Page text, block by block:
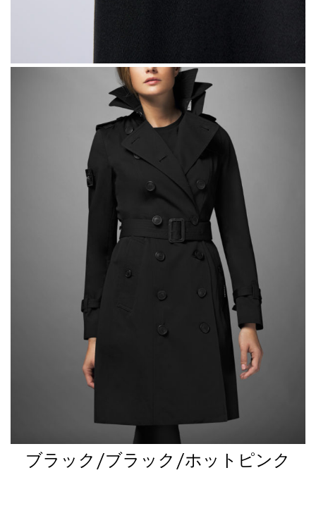
ブラック/ブラック/ホットピンク